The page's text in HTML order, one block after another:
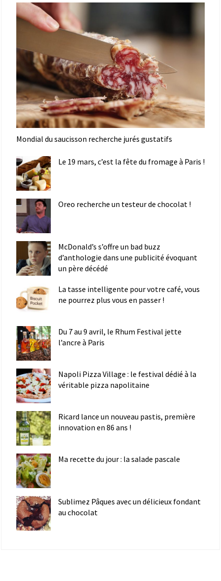
Mondial du saucisson recherche jurés gustatifs
Le 19 mars, c’est la fête du fromage à Paris !
Oreo recherche un testeur de chocolat !
McDonald’s s’offre un bad buzz
d’anthologie dans une publicité évoquant
un père décédé
La tasse intelligente pour votre café, vous
ne pourrez plus vous en passer !
Du 7 au 9 avril, le Rhum Festival jette
l’ancre à Paris
Napoli Pizza Village : le festival dédié à la
véritable pizza napolitaine
Ricard lance un nouveau pastis, première
innovation en 86 ans !
Ma recette du jour : la salade pascale
Sublimez Pâques avec un délicieux fondant
au chocolat